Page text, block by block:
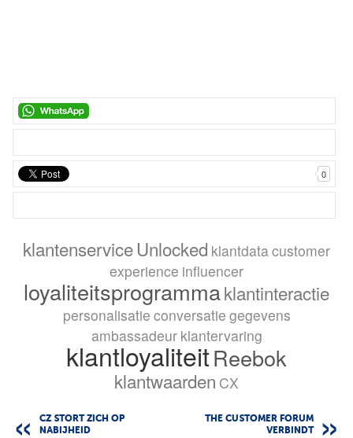
0
klantenserviceUnlocked klantdatacustomer
experience influencer
loyaliteitsprogrammaklantinteractie
personalisatie conversatie gegevens
ambassadeur klantervaring
klantloyaliteitReebok
klantwaarden CX
CZ STORT ZICH OP
NABIJHEID
THE CUSTOMER FORUM
VERBINDT